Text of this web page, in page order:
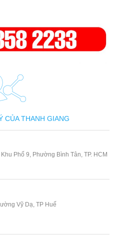
CỦA THANH GIANG
Phố 9, Phường Bình Tân, TP. HCM
Vỹ Dạ, TP Huế